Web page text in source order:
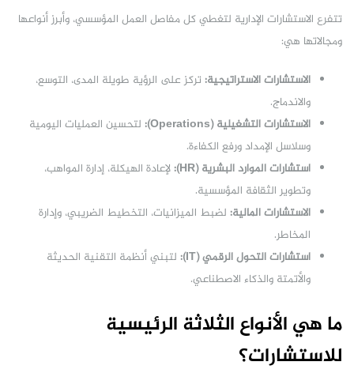
تتفرع الاستشارات الإدارية لتغطي كل مفاصل العمل المؤسسي، وأبرز أنواعها
ومجالاتها هي:
الاستشارات الاستراتيجية: تركز على الرؤية طويلة المدى، التوسع،
والاندماج.
الاستشارات التشغيلية (Operations):
لتحسين العمليات اليومية
وسلاسل الإمداد ورفع الكفاءة.
استشارات الموارد البشرية (HR):
لإعادة الهيكلة، إدارة المواهب،
وتطوير الثقافة المؤسسية.
الاستشارات المالية: لضبط الميزانيات، التخطيط الضريبي، وإدارة
المخاطر.
استشارات التحول الرقمي (IT):
لتبني أنظمة التقنية الحديثة
والأتمتة والذكاء الاصطناعي.
ما هي الأنواع الثلاثة الرئيسية
للاستشارات؟